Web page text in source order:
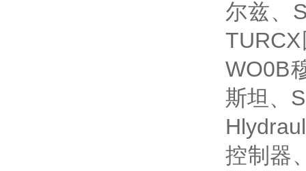
尔兹、
WO0B
斯坦、
控制器